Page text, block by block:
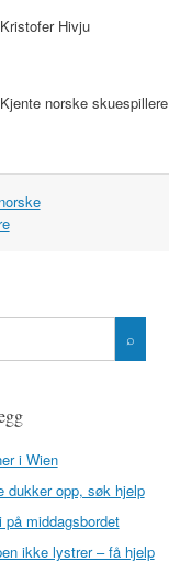
Kristofer Hivju
Kjente norske skuespillere
i Wien
dukker opp, søk hjelp
på middagsbordet
ikke lystrer – få hjelp